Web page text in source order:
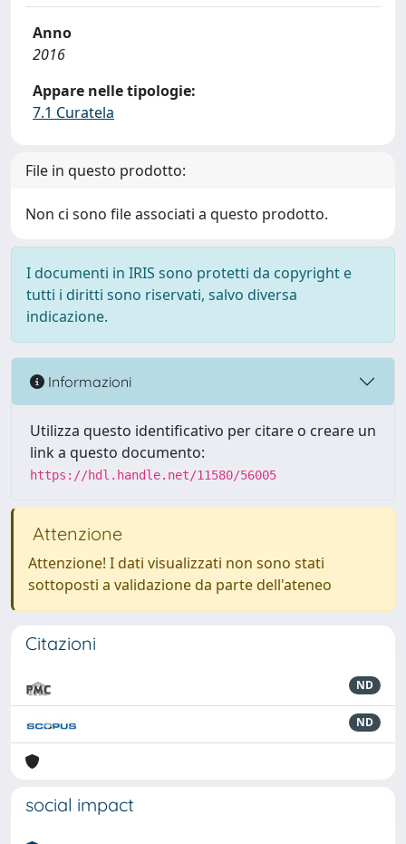
Anno
2016
Appare nelle tipologie:
7.1 Curatela
File in questo prodotto:
Non ci sono file associati a questo prodotto.
I documenti in IRIS sono protetti da copyright e
tutti i diritti sono riservati, salvo diversa
indicazione.
Informazioni
Utilizza questo identificativo per citare o creare un
link a questo documento:
https://hdl.handle.net/11580/56005
Attenzione
Attenzione! I dati visualizzati non sono stati
sottoposti a validazione da parte dell'ateneo
Citazioni
ND
ND
social impact